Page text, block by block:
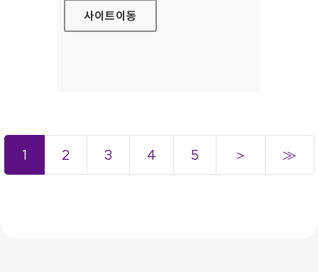
사이트이동
1 2 3 4 5 ＞ ≫